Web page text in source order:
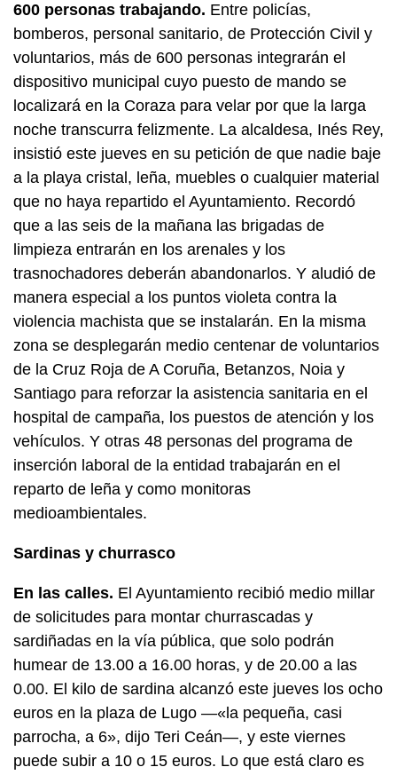
600 personas trabajando. Entre policías,
bomberos, personal sanitario, de Protección Civil y
voluntarios, más de 600 personas integrarán el
dispositivo municipal cuyo puesto de mando se
localizará en la Coraza para velar por que la larga
noche transcurra felizmente. La alcaldesa, Inés Rey,
insistió este jueves en su petición de que nadie baje
a la playa cristal, leña, muebles o cualquier material
que no haya repartido el Ayuntamiento. Recordó
que a las seis de la mañana las brigadas de
limpieza entrarán en los arenales y los
trasnochadores deberán abandonarlos. Y aludió de
manera especial a los puntos violeta contra la
violencia machista que se instalarán. En la misma
zona se desplegarán medio centenar de voluntarios
de la Cruz Roja de A Coruña, Betanzos, Noia y
Santiago para reforzar la asistencia sanitaria en el
hospital de campaña, los puestos de atención y los
vehículos. Y otras 48 personas del programa de
inserción laboral de la entidad trabajarán en el
reparto de leña y como monitoras
medioambientales.
Sardinas y churrasco
En las calles. El Ayuntamiento recibió medio millar
de solicitudes para montar churrascadas y
sardiñadas en la vía pública, que solo podrán
humear de 13.00 a 16.00 horas, y de 20.00 a las
0.00. El kilo de sardina alcanzó este jueves los ocho
euros en la plaza de Lugo —«la pequeña, casi
parrocha, a 6», dijo Teri Ceán—, y este viernes
puede subir a 10 o 15 euros. Lo que está claro es